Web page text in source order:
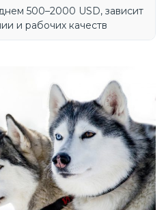
500–2000 USD, зависит
и рабочих качеств